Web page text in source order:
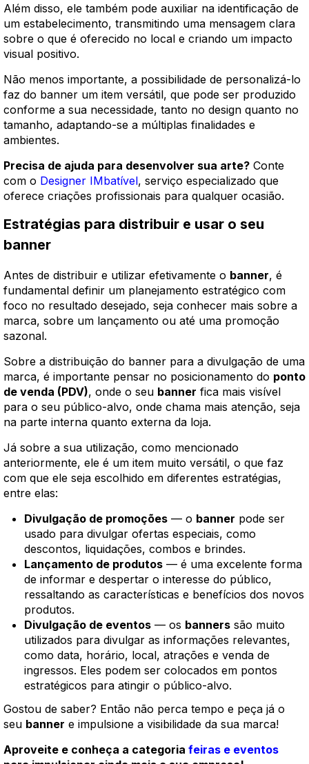
Além disso, ele também pode auxiliar na identificação de
um estabelecimento, transmitindo uma mensagem clara
sobre o que é oferecido no local e criando um impacto
visual positivo.
Não menos importante, a possibilidade de personalizá-lo
faz do banner um item versátil, que pode ser produzido
conforme a sua necessidade, tanto no design quanto no
tamanho, adaptando-se a múltiplas finalidades e
ambientes.
Precisa de ajuda para desenvolver sua arte? Conte
com o Designer IMbatível, serviço especializado que
oferece criações profissionais para qualquer ocasião.
Estratégias para distribuir e usar o seu
banner
Antes de distribuir e utilizar efetivamente o banner, é
fundamental definir um planejamento estratégico com
foco no resultado desejado, seja conhecer mais sobre a
marca, sobre um lançamento ou até uma promoção
sazonal.
Sobre a distribuição do banner para a divulgação de uma
marca, é importante pensar no posicionamento do ponto
de venda (PDV), onde o seu banner fica mais visível
para o seu público-alvo, onde chama mais atenção, seja
na parte interna quanto externa da loja.
Já sobre a sua utilização, como mencionado
anteriormente, ele é um item muito versátil, o que faz
com que ele seja escolhido em diferentes estratégias,
entre elas:
Divulgação de promoções — o banner pode ser
usado para divulgar ofertas especiais, como
descontos, liquidações, combos e brindes.
Lançamento de produtos — é uma excelente forma
de informar e despertar o interesse do público,
ressaltando as características e benefícios dos novos
produtos.
Divulgação de eventos — os banners são muito
utilizados para divulgar as informações relevantes,
como data, horário, local, atrações e venda de
ingressos. Eles podem ser colocados em pontos
estratégicos para atingir o público-alvo.
Gostou de saber? Então não perca tempo e peça já o
seu banner e impulsione a visibilidade da sua marca!
Aproveite e conheça a categoria feiras e eventos